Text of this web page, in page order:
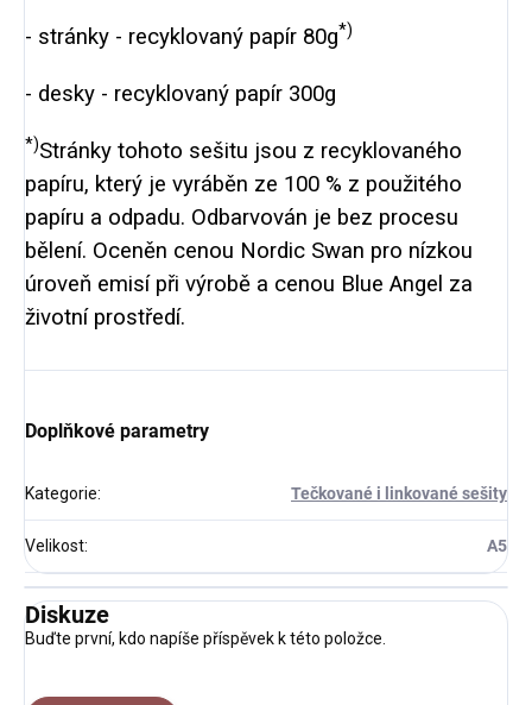
- stránky - recyklovaný papír 80g*)
- desky - recyklovaný papír 300g
*)Stránky tohoto sešitu jsou z recyklovaného
papíru, který je vyráběn ze 100 % z použitého
papíru a odpadu. Odbarvován je bez procesu
bělení. Oceněn cenou Nordic Swan pro nízkou
úroveň emisí při výrobě a cenou Blue Angel za
životní prostředí.
Doplňkové parametry
Kategorie: Tečkované i linkované sešity
Velikost: A5
Diskuze
Buďte první, kdo napíše příspěvek k této položce.